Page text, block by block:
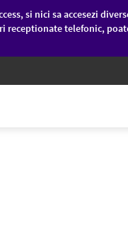
si nici sa accesezi
receptionate telefonic,